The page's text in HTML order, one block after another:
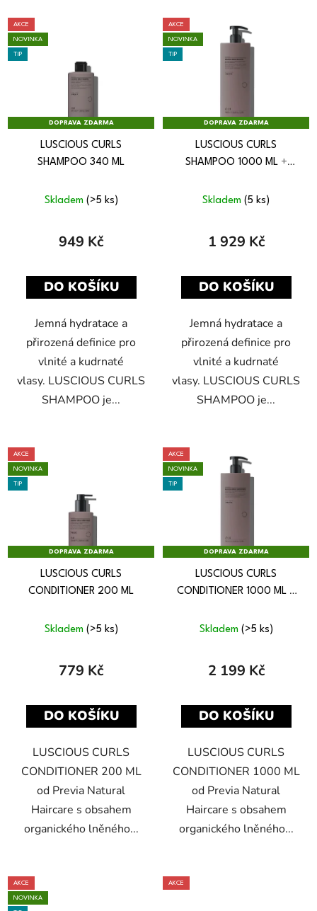
AKCE
NOVINKA
TIP
DOPRAVA ZDARMA
LUSCIOUS CURLS
SHAMPOO 340 ML
Skladem (>5 ks)
949 Kč
DO KOŠÍKU
Jemná hydratace a
přirozená definice pro
vlnité a kudrnaté
vlasy. LUSCIOUS CURLS
SHAMPOO je...
AKCE
NOVINKA
TIP
DOPRAVA ZDARMA
LUSCIOUS CURLS
SHAMPOO 1000 ML +
ZDARMA
Skladem (5 ks)
1 929 Kč
DO KOŠÍKU
Jemná hydratace a
přirozená definice pro
vlnité a kudrnaté
vlasy. LUSCIOUS CURLS
SHAMPOO je...
AKCE
NOVINKA
TIP
DOPRAVA ZDARMA
LUSCIOUS CURLS
CONDITIONER 200 ML
Skladem (>5 ks)
779 Kč
DO KOŠÍKU
LUSCIOUS CURLS
CONDITIONER 200 ML
od Previa Natural
Haircare s obsahem
organického lněného...
AKCE
NOVINKA
TIP
DOPRAVA ZDARMA
LUSCIOUS CURLS
CONDITIONER 1000 ML +
ZDARMA
Skladem (>5 ks)
2 199 Kč
DO KOŠÍKU
LUSCIOUS CURLS
CONDITIONER 1000 ML
od Previa Natural
Haircare s obsahem
organického lněného...
AKCE
NOVINKA
AKCE